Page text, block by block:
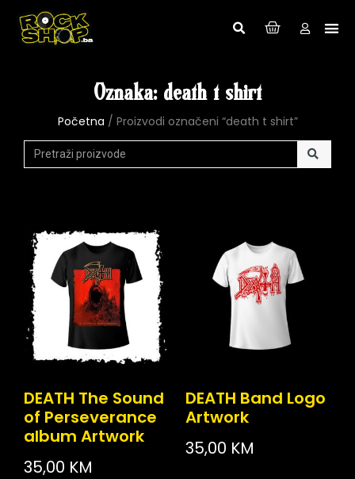
Oznaka: death t shirt
Početna / Proizvodi označeni “death t shirt”
DEATH The Sound
of Perseverance
album Artwork
35,00 KM
DEATH Band Logo
Artwork
35,00 KM